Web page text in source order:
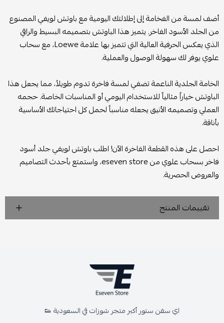
أضف لمسة من الفخامة إلى إطلالتك اليومية مع باوتش لويفي المصنوع
من الجلد الأسود الفاخر. يتميز هذا الباوتش بتصميمه البسيط والراقي
الذي يعكس الحرفية العالية التي تتميز بها علامة Loewe، مع سحاب
علوي يوفر لك سهولة الوصول والعملية.
الخامة الجلدية الناعمة تضفي لمسة فاخرة تدوم طويلاً، مما يجعل هذا
الباوتش خياراً مثالياً للاستخدام اليومي أو المناسبات الخاصة. حجمه
العملي وتصميمه الأنيق يجعله مناسباً لحمل كل احتياجاتك الأساسية
بأناقة.
احصل على هذه القطعة الفاخرة الآن! اطلب باوتش لويفي جلد أسود
فاخر بسحاب علوي من eseven store، واستمتع بأحدث التصاميم
والعروض الحصرية.
تقييمات المنتج
اي سفن ستور أكبر متجر شوزات في السعودية 👟